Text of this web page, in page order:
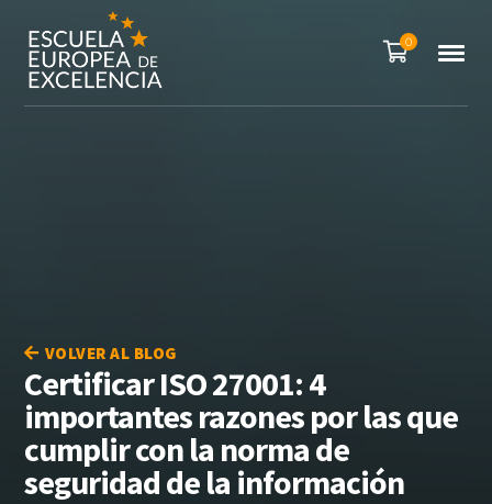
0
VOLVER AL BLOG
Certificar ISO 27001: 4
importantes razones por las que
cumplir con la norma de
seguridad de la información